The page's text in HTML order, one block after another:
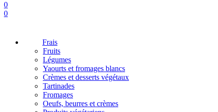
0
0
Frais
Fruits
Légumes
Yaourts et fromages blancs
Crèmes et desserts végétaux
Tartinades
Fromages
Oeufs, beurres et crèmes